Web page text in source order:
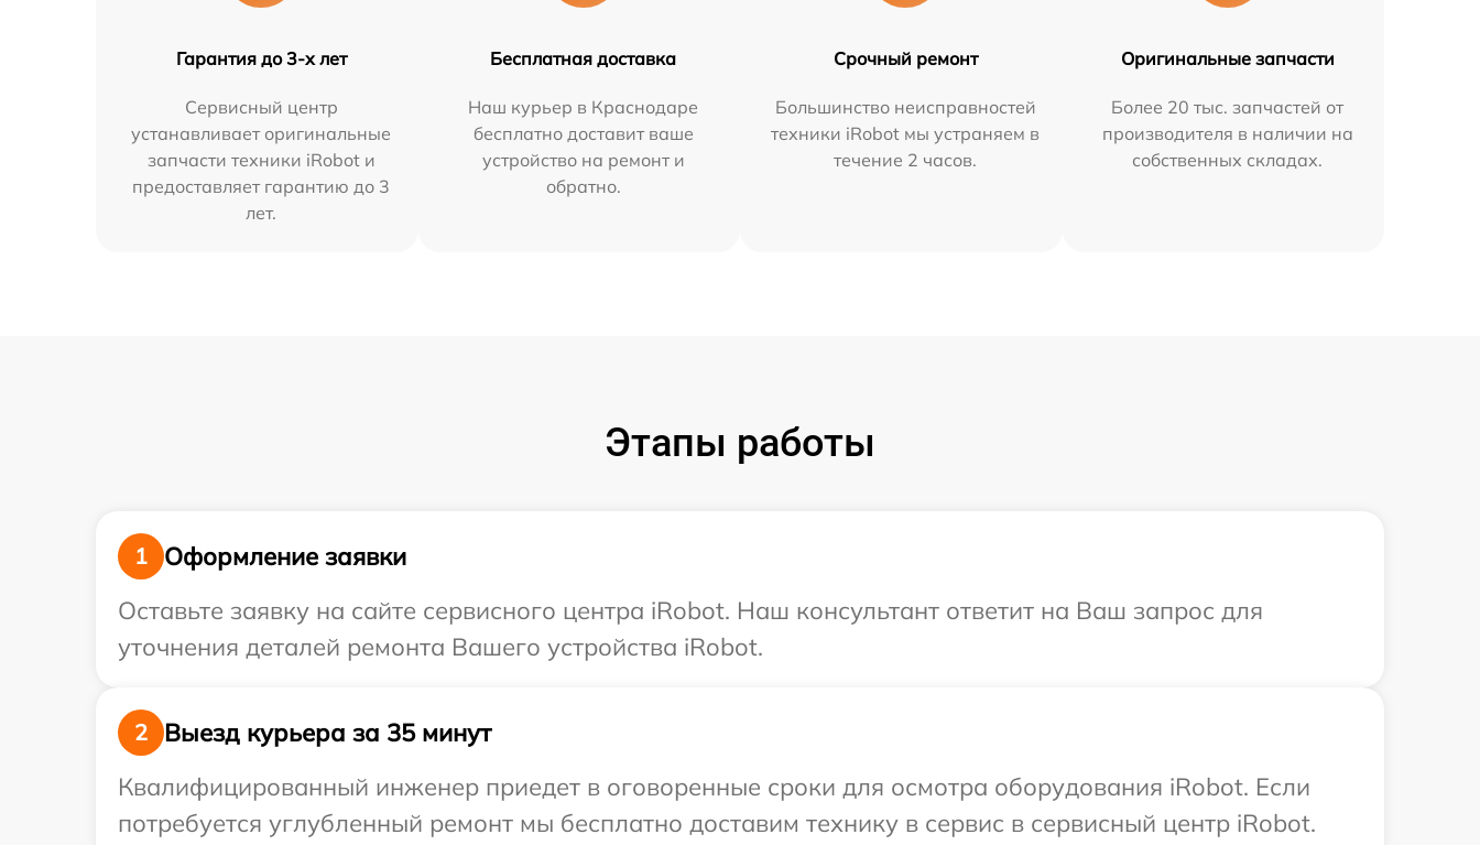
Гарантия до 3-х лет
Сервисный центр
устанавливает оригинальные
запчасти техники iRobot и
предоставляет гарантию до 3
лет.
Бесплатная доставка
Наш курьер в Краснодаре
бесплатно доставит ваше
устройство на ремонт и
обратно.
Срочный ремонт
Большинство неисправностей
техники iRobot мы устраняем в
течение 2 часов.
Оригинальные запчасти
Более 20 тыс. запчастей от
производителя в наличии на
собственных складах.
Этапы работы
1
Оформление заявки
Оставьте заявку на сайте сервисного центра iRobot. Наш консультант ответит на Ваш запрос для
уточнения деталей ремонта Вашего устройства iRobot.
2
Выезд курьера за 35 минут
Квалифицированный инженер приедет в оговоренные сроки для осмотра оборудования iRobot. Если
потребуется углубленный ремонт мы бесплатно доставим технику в сервис в сервисный центр iRobot.